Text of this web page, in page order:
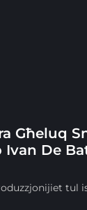
Għeluq
De
tul